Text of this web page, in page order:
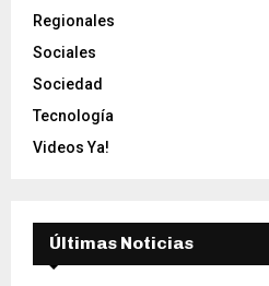
Regionales
Sociales
Sociedad
Tecnología
Videos Ya!
Últimas Noticias